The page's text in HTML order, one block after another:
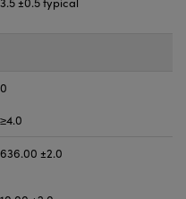
0
≥4.0
636.00 ±2.0